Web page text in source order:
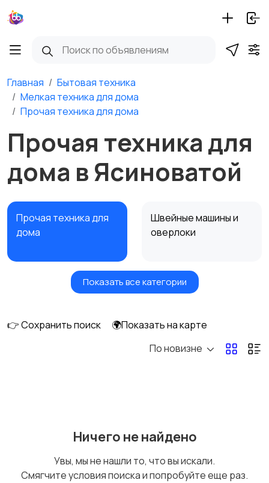
Главная
Бытовая техника
Мелкая техника для дома
Прочая техника для дома
Прочая техника для
дома в Ясиноватой
Прочая техника для
дома
Швейные машины и
оверлоки
Пылесосы
Показать все категории
👉 Сохранить поиск
🌍Показать на карте
По новизне
Ничего не найдено
Увы, мы не нашли то, что вы искали.
Смягчите условия поиска и попробуйте еще раз.